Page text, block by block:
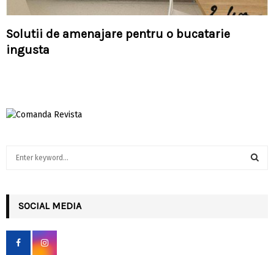
Solutii de amenajare pentru o bucatarie
ingusta
h
f
SOCIAL MEDIA